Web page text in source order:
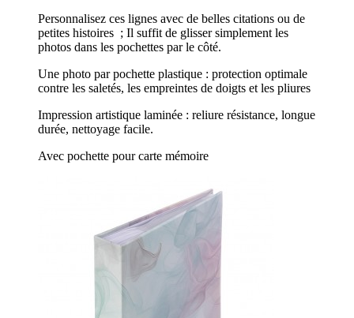
Personnalisez ces lignes avec de belles citations ou de
petites histoires ; Il suffit de glisser simplement les
photos dans les pochettes par le côté.
Une photo par pochette plastique : protection optimale
contre les saletés, les empreintes de doigts et les pliures
Impression artistique laminée : reliure résistance, longue
durée, nettoyage facile.
Avec pochette pour carte mémoire